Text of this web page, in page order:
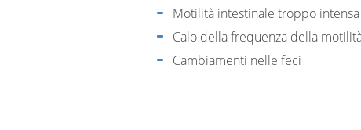
Motilità intestinale troppo intensa
Calo della frequenza della
Cambiamenti nelle feci